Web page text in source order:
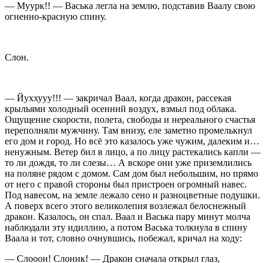
— Муурк!! — Васька легла на землю, подставив Ваалу свою
огненно-красную спину.
Слон.
— Йуххууу!!! — закричал Ваал, когда дракон, рассекая
крыльями холодный осенний воздух, взмыл под облака.
Ощущение скорости, полета, свободы и нереального счастья
переполняли мужчину. Там внизу, еле заметно промелькнул
его дом и город. Но всё это казалось уже чужим, далеким и…
ненужным. Ветер бил в лицо, а по лицу растекались капли —
то ли дождя, то ли слезы… А вскоре они уже приземлились
на поляне рядом с домом. Сам дом был небольшим, но прямо
от него с правой стороны был пристроен огромный навес.
Под навесом, на земле лежало сено и разноцветные подушки.
А поверх всего этого великолепия возлежал белоснежный
дракон. Казалось, он спал. Ваал и Васька пару минут молча
наблюдали эту идиллию, а потом Васька толкнула в спину
Ваала и тот, словно очнувшись, побежал, кричал на ходу:
— Слооон! Слоник! — Дракон сначала открыл глаз,